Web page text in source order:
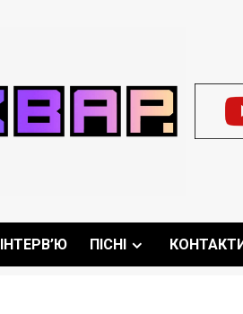
ІНТЕРВ’Ю ПІСНІ